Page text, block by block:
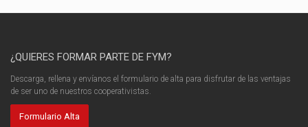
¿QUIERES FORMAR PARTE DE FYM?
Descarga, rellena y envíanos el formulario de alta para disfrutar de las ventajas
de ser uno de nuestros cooperativistas.
Formulario Alta